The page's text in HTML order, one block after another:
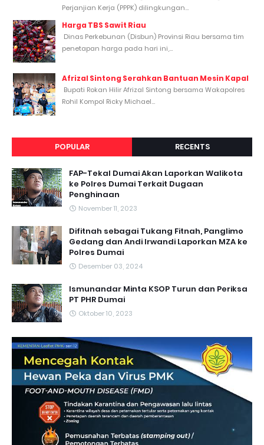
Perjanjian Kerja (PPPK) dilingkungan...
Harga TBS Sawit Riau
Dinas Perkebunan (Disbun) Provinsi Riau bersama tim
penetapan harga pada hari ini,...
Afrizal Sintong Serahkan Bantuan Mesin Kapal
Bupati Rokan Hilir Afrizal Sintong bersama Wakapolres
Rohil Kompol Ricky Michael...
POPULAR RECENTS
FAP-Tekal Dumai Akan Laporkan Walikota
ke Polres Dumai Terkait Dugaan
Penghinaan
November 11, 2023
Difitnah sebagai Tukang Fitnah, Panglimo
Gedang dan Andi Irwandi Laporkan MZA ke
Polres Dumai
Desember 03, 2024
Ismunandar Minta KSOP Turun dan Periksa
PT PHR Dumai
Oktober 10, 2023